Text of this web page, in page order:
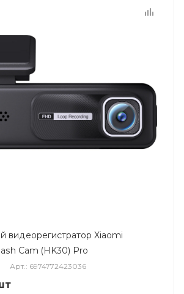
видеорегистратор Xiaomi
Cam (HK30) Pro
Арт.: 6974772423036